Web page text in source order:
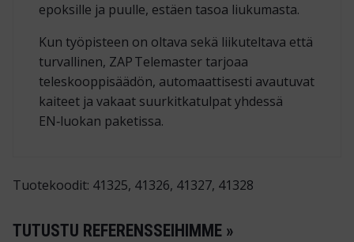
epoksille ja puulle, estäen tasoa liukumasta.
Kun työpisteen on oltava sekä liikuteltava että
turvallinen, ZAP Telemaster tarjoaa
teleskooppisäädön, automaattisesti avautuvat
kaiteet ja vakaat suurkitkatulpat yhdessä
EN‑luokan paketissa.
Tuotekoodit: 41325, 41326, 41327, 41328
TUTUSTU REFERENSSEIHIMME »